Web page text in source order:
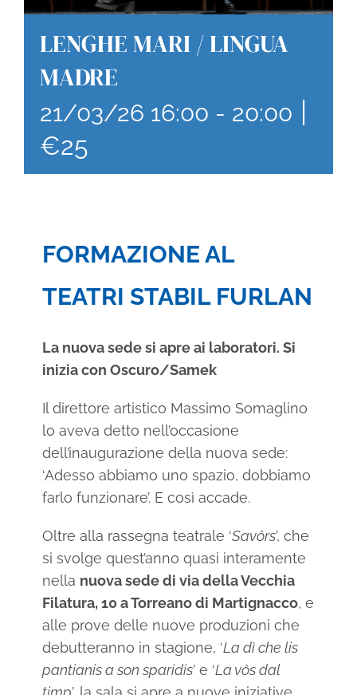
LENGHE MARI / LINGUA
MADRE
21/03/26 16:00 - 20:00 |
€25
FORMAZIONE AL
TEATRI STABIL FURLAN
La nuova sede si apre ai laboratori. Si
inizia con Oscuro/Samek
Il direttore artistico Massimo Somaglino
lo aveva detto nell’occasione
dell’inaugurazione della nuova sede:
‘Adesso abbiamo uno spazio, dobbiamo
farlo funzionare’. E così accade.
Oltre alla rassegna teatrale ‘Savôrs’, che
si svolge quest’anno quasi interamente
nella nuova sede di via della Vecchia
Filatura, 10 a Torreano di Martignacco, e
alle prove delle nuove produzioni che
debutteranno in stagione, ‘La dì che lis
pantianis a son sparidis’ e ‘La vôs dal